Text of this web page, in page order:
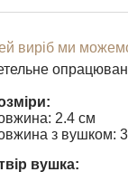
виріб ми
2.4 см
з вушком:
вушка: